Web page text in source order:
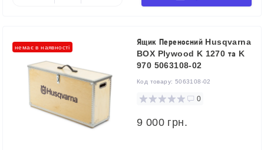
немає в наявності
Ящик Переносний Husqvarna
BOX Plywood K 1270 та K
970 5063108-02
Код товару: 5063108-02
0
9 000 грн.